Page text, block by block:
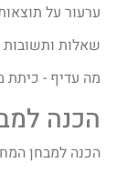
ערעור על
שאלות
מה עדיף - כיתת
הכנה
הכנה למבחן